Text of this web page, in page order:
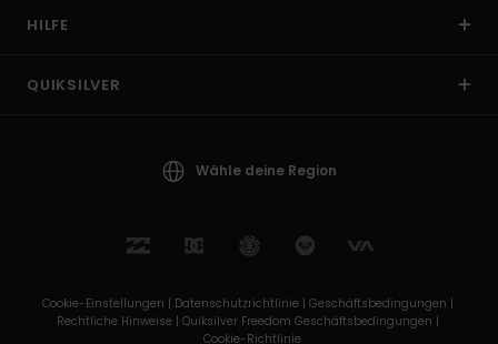
HILFE
QUIKSILVER
Wähle deine Region
Cookie-Einstellungen | Datenschutzrichtlinie | Geschäftsbedingungen |
Rechtliche Hinweise | Quiksilver Freedom Geschäftsbedingungen |
Cookie-Richtlinie